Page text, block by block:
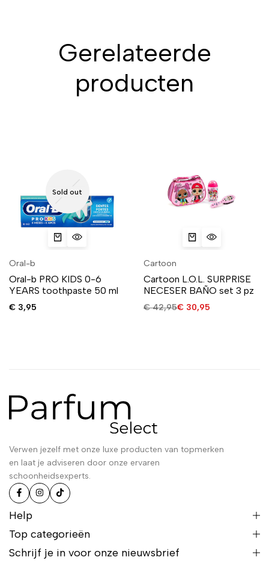
Gerelateerde
producten
Sold out
Oral-b
Oral-b PRO KIDS 0-6
YEARS toothpaste 50 ml
€ 3,95
Cartoon
Cartoon L.O.L. SURPRISE
NECESER BAÑO set 3 pz
€42,95€ 30,95
Verwen jezelf met onze luxe producten van topmerken
en laat je adviseren door onze ervaren
schoonheidsexperts.
Help
Top categorieën
Schrijf je in voor onze nieuwsbrief